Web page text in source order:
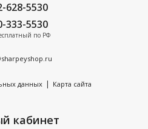
628-5530
333-5530
по РФ
данных | Карта сайта
кабинет